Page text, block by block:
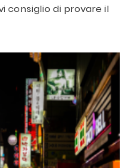
consiglio di provare il